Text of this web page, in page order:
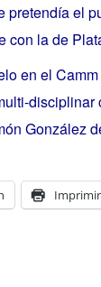
pretendía el
con la de
en el
González
Imprimir